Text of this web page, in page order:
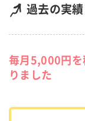
過去の実績
毎月5,000円
りました